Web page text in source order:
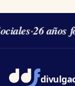
·26 años